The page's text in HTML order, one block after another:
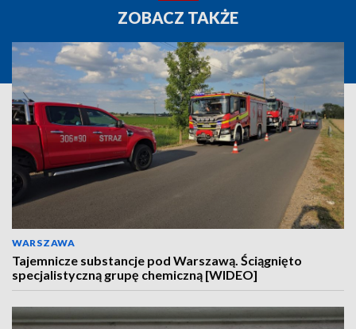
ZOBACZ TAKŻE
WARSZAWA
Tajemnicze substancje pod Warszawą. Ściągnięto
specjalistyczną grupę chemiczną [WIDEO]